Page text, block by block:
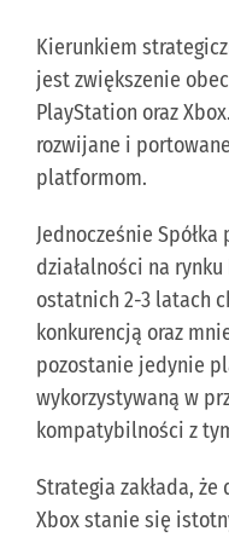
Kierunkiem
jest zwiększenie
PlayStation oraz
rozwijane i
platformom.
Jednocześnie
działalności na
ostatnich 2-3 latach
konkurencją oraz
pozostanie jedynie
wykorzystywaną w
kompatybilności z
Strategia zakłada,
Xbox stanie się